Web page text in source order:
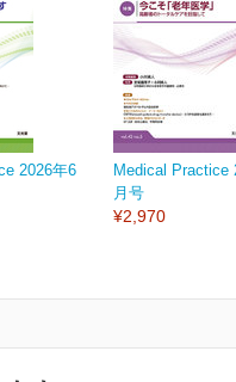
2026年6
Medical Practice
月号
¥2,970